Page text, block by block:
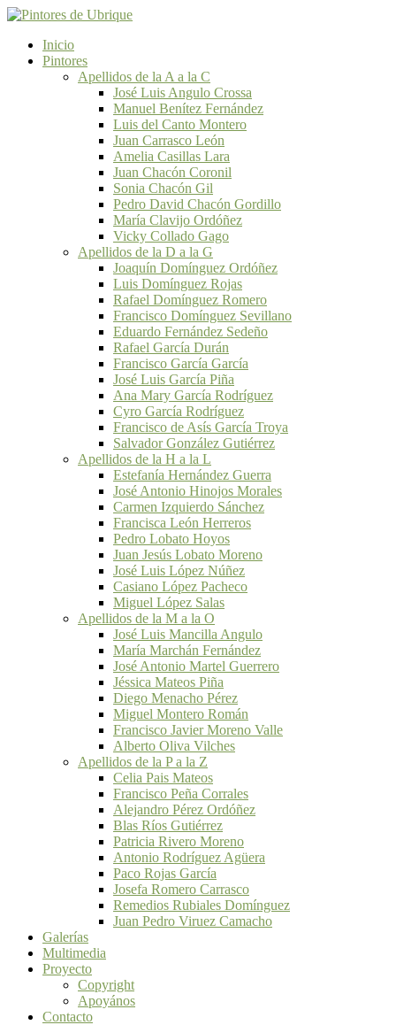
Inicio
Pintores
Apellidos de la A a la C
José Luis Angulo Crossa
Manuel Benítez Fernández
Luis del Canto Montero
Juan Carrasco León
Amelia Casillas Lara
Juan Chacón Coronil
Sonia Chacón Gil
Pedro David Chacón Gordillo
María Clavijo Ordóñez
Vicky Collado Gago
Apellidos de la D a la G
Joaquín Domínguez Ordóñez
Luis Domínguez Rojas
Rafael Domínguez Romero
Francisco Domínguez Sevillano
Eduardo Fernández Sedeño
Rafael García Durán
Francisco García García
José Luis García Piña
Ana Mary García Rodríguez
Cyro García Rodríguez
Francisco de Asís García Troya
Salvador González Gutiérrez
Apellidos de la H a la L
Estefanía Hernández Guerra
José Antonio Hinojos Morales
Carmen Izquierdo Sánchez
Francisca León Herreros
Pedro Lobato Hoyos
Juan Jesús Lobato Moreno
José Luis López Núñez
Casiano López Pacheco
Miguel López Salas
Apellidos de la M a la O
José Luis Mancilla Angulo
María Marchán Fernández
José Antonio Martel Guerrero
Jéssica Mateos Piña
Diego Menacho Pérez
Miguel Montero Román
Francisco Javier Moreno Valle
Alberto Oliva Vilches
Apellidos de la P a la Z
Celia Pais Mateos
Francisco Peña Corrales
Alejandro Pérez Ordóñez
Blas Ríos Gutiérrez
Patricia Rivero Moreno
Antonio Rodríguez Agüera
Paco Rojas García
Josefa Romero Carrasco
Remedios Rubiales Domínguez
Juan Pedro Viruez Camacho
Galerías
Multimedia
Proyecto
Copyright
Apoyános
Contacto